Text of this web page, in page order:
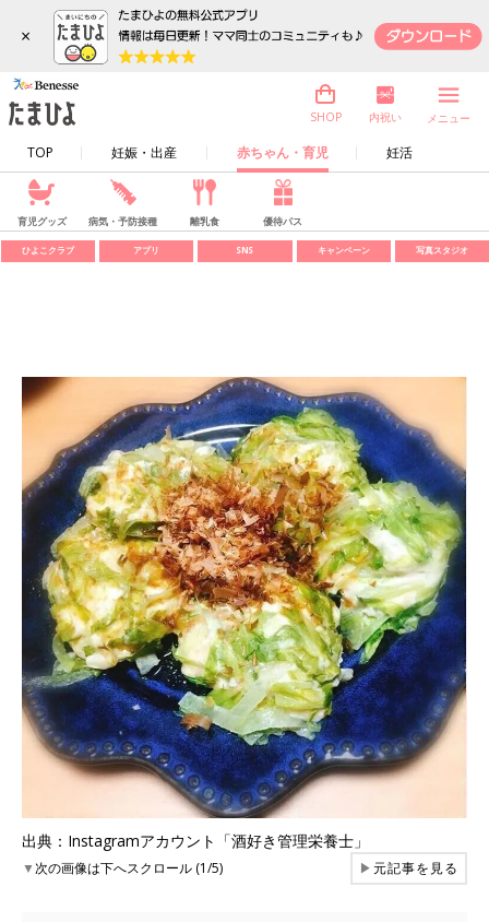
×
TOP 妊娠・出産 赤ちゃん・育児 妊活
SHOP 内祝い メニュー
育児グッズ 病気・予防接種 離乳食 優待パス
ひよこクラブ アプリ SNS キャンペーン 写真スタジオ
出典：Instagramアカウント「酒好き管理栄養士」
▼次の画像は下へスクロール (1/5) ▶元記事を見る